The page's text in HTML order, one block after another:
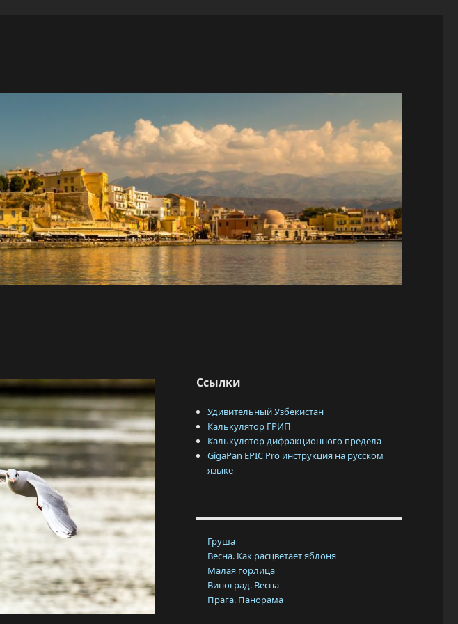
Ссылки
Удивительный Узбекистан
Калькулятор ГРИП
Калькулятор дифракционного предела
GigaPan EPIC Pro инструкция на русском
языке
Груша
Весна. Как расцветает яблоня
Малая горлица
Виноград. Весна
Прага. Панорама